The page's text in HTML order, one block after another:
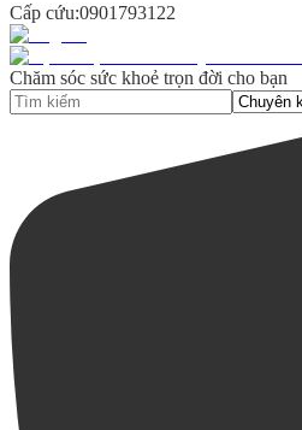
Cấp cứu:0901793122
Chăm sóc sức khoẻ trọn đời cho bạn